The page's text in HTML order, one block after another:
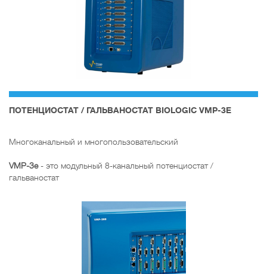
ПОТЕНЦИОСТАТ / ГАЛЬВАНОСТАТ BIOLOGIC VMP-3E
Многоканальный и многопользовательский
VMP-3e- это модульный 8-канальный потенциостат /
гальваностат